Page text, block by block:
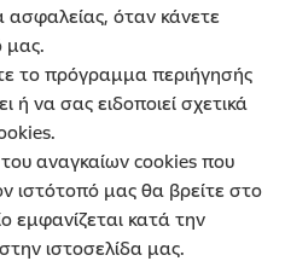
όταν κάνετε
μας.
το πρόγραμμα περιήγησής
ή να σας ειδοποιεί σχετικά
αναγκαίων cookies που
ιστότοπό μας θα βρείτε στο
εμφανίζεται κατά την
ιστοσελίδα μας.